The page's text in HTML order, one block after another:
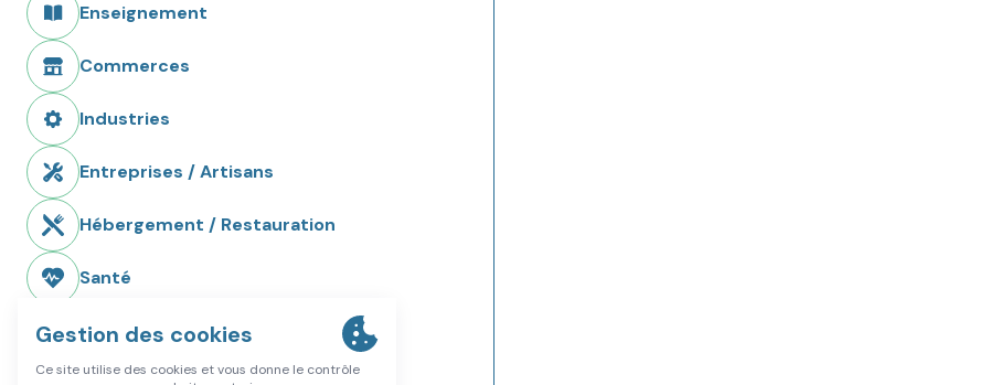
Enseignement
Commerces
Industries
Entreprises / Artisans
Hébergement / Restauration
Santé